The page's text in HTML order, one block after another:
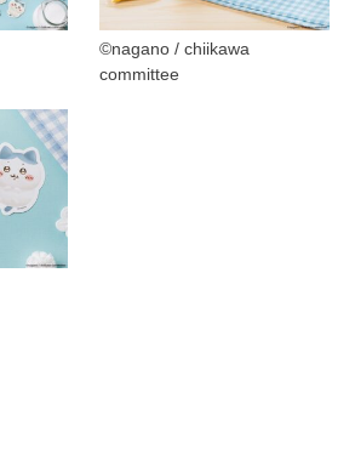
©︎nagano / chiikawa
committee